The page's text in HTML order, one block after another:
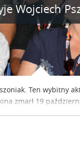
Wojciech
Ten wybitny
zmarł 19